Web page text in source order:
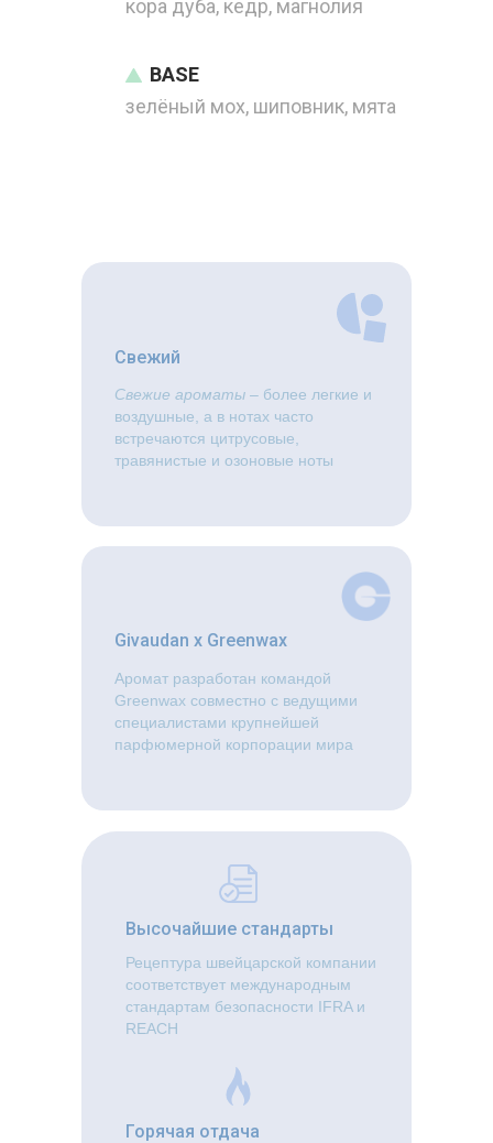
BASE
кора дуба, кедр, магнолия
зелёный мох, шиповник, мята
Свежий
Свежие ароматы – более легкие и
воздушные, а в нотах часто
встречаются цитрусовые,
травянистые и озоновые ноты
Givaudan x Greenwax
Аромат разработан командой
Greenwax совместно с ведущими
специалистами крупнейшей
парфюмерной корпорации мира
Высочайшие стандарты
Горячая отдача
Рецептура швейцарской компании
соответствует международным
стандартам безопасности IFRA и
REACH